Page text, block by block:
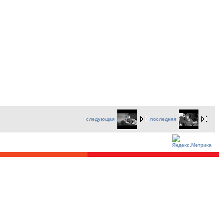
следующая последняя